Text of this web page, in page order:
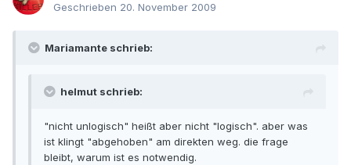
Geschrieben 20. November 2009
Mariamante schrieb:
helmut schrieb:
"nicht unlogisch" heißt aber nicht "logisch". aber was
ist klingt "abgehoben" am direkten weg. die frage
bleibt, warum ist es notwendig.